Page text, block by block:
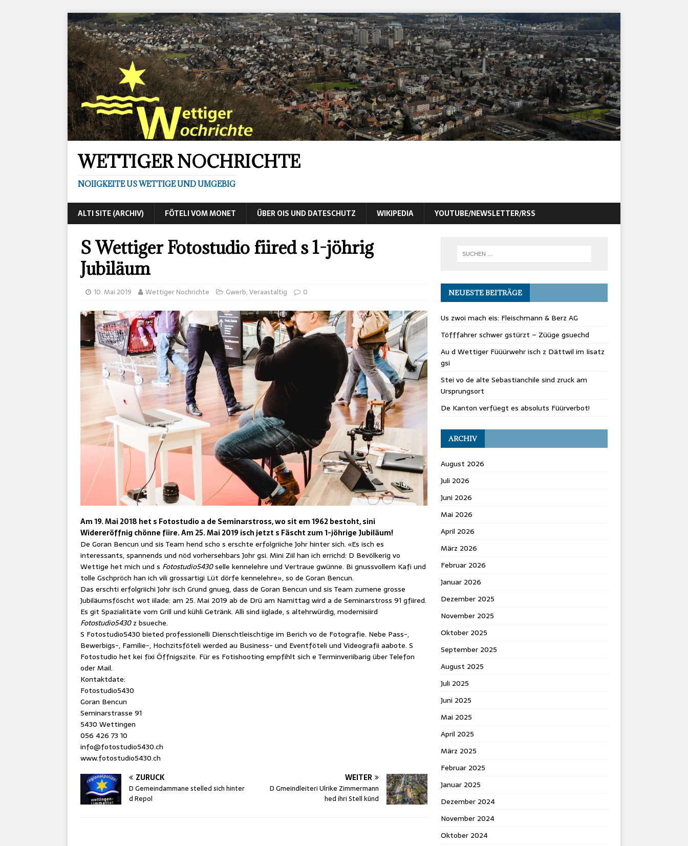
WETTIGER NOCHRICHTE
NOIIGKEITE US WETTIGE UND UMGEBIG
ALTI SITE (ARCHIV) FÖTELI VOM MONET ÜBER OIS UND DATESCHUTZ WIKIPEDIA YOUTUBE/NEWSLETTER/RSS
S Wettiger Fotostudio fiired s 1-jöhrig
Jubiläum
10. Mai 2019 Wettiger Nochrichte Gwerb,Veraastaltig 0
Am 19. Mai 2018 het s Fotostudio a de Seminarstross, wo sit em 1962 bestoht, sini
Widereröffnig chönne fiire. Am 25. Mai 2019 isch jetzt s Fäscht zum 1-jöhrige Jubiläum!
De Goran Bencun und sis Team hend scho s erschte erfolgriiche Johr hinter sich. «Es isch es
interessants, spannends und nöd vorhersehbars Johr gsi. Mini Ziil han ich errichd: D Bevölkerig vo
Wettige het mich und s Fotostudio5430selle kennelehre und Vertraue gwünne. Bi gnussvollem Kafi und
tolle Gschpröch han ich vili grossartigi Lüt dörfe kennelehre», so de Goran Bencun.
Das erschti erfolgriichi Johr isch Grund gnueg, dass de Goran Bencun und sis Team zumene grosse
Jubiläumsföscht wot iilade: am 25. Mai 2019 ab de Drü am Namittag wird a de Seminarstross 91 gfiired.
Es git Spazialitäte vom Grill und kühli Getränk. Alli sind iiglade, s altehrwürdig, modernisiird
Fotostudio5430z bsueche.
S Fotostudio5430 bieted professionelli Dienschtleischtige im Berich vo de Fotografie. Nebe Pass-,
Bewerbigs-, Familie-, Hochzitsföteli werded au Business- und Eventföteli und Videografii aabote. S
Fotostudio het kei fixi Öffnigszite. Für es Fotishooting empfihlt sich e Terminveriibarig über Telefon
oder Mail.
Kontaktdate:
Fotostudio5430
Goran Bencun
Seminarstrasse 91
5430 Wettingen
056 426 73 10
info@fotostudio5430.ch
www.fotostudio5430.ch
ZURÜCK
D Gemeindammane stelled sich hinter
d Repol
WEITER
D Gmeindleiteri Ulrike Zimmermann
hed ihri Stell künd
NEUESTE BEITRÄGE
Us zwoi mach eis: Fleischmann & Berz AG
Töfffahrer schwer gstürzt – Züüge gsuechd
Au d Wettiger Füüürwehr isch z Dättwil im Iisatz
gsi
Stei vo de alte Sebastianchile sind zruck am
Ursprungsort
De Kanton verfüegt es absoluts Füürverbot!
ARCHIV
August 2026
Juli 2026
Juni 2026
Mai 2026
April 2026
März 2026
Februar 2026
Januar 2026
Dezember 2025
November 2025
Oktober 2025
September 2025
August 2025
Juli 2025
Juni 2025
Mai 2025
April 2025
März 2025
Februar 2025
Januar 2025
Dezember 2024
November 2024
Oktober 2024